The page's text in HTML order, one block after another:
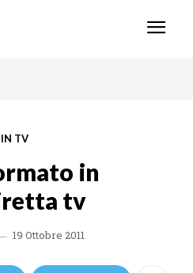
IN TV
in
tv
19 Ottobre 2011